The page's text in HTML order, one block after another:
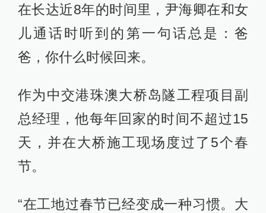
在长达近8年的时间里，尹海卿在和女
儿通话时听到的第一句话总是：爸
爸，你什么时候回来。
作为中交港珠澳大桥岛隧工程项目副
总经理，他每年回家的时间不超过15
天，并在大桥施工现场度过了5个春
节。
“在工地过春节已经变成一种习惯。大